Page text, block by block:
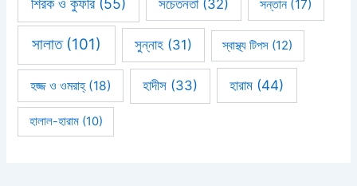
শিরক ও কুফরি(55) সচেতনতা(32) সন্তান(17)
সালাত(101) সুন্নাহ (31) স্বাস্থ্য টিপস (12)
হজ্জ ও ওমরাহ্‌(18) হাদীস(33) হারাম (44)
হালাল-হারাম(10)